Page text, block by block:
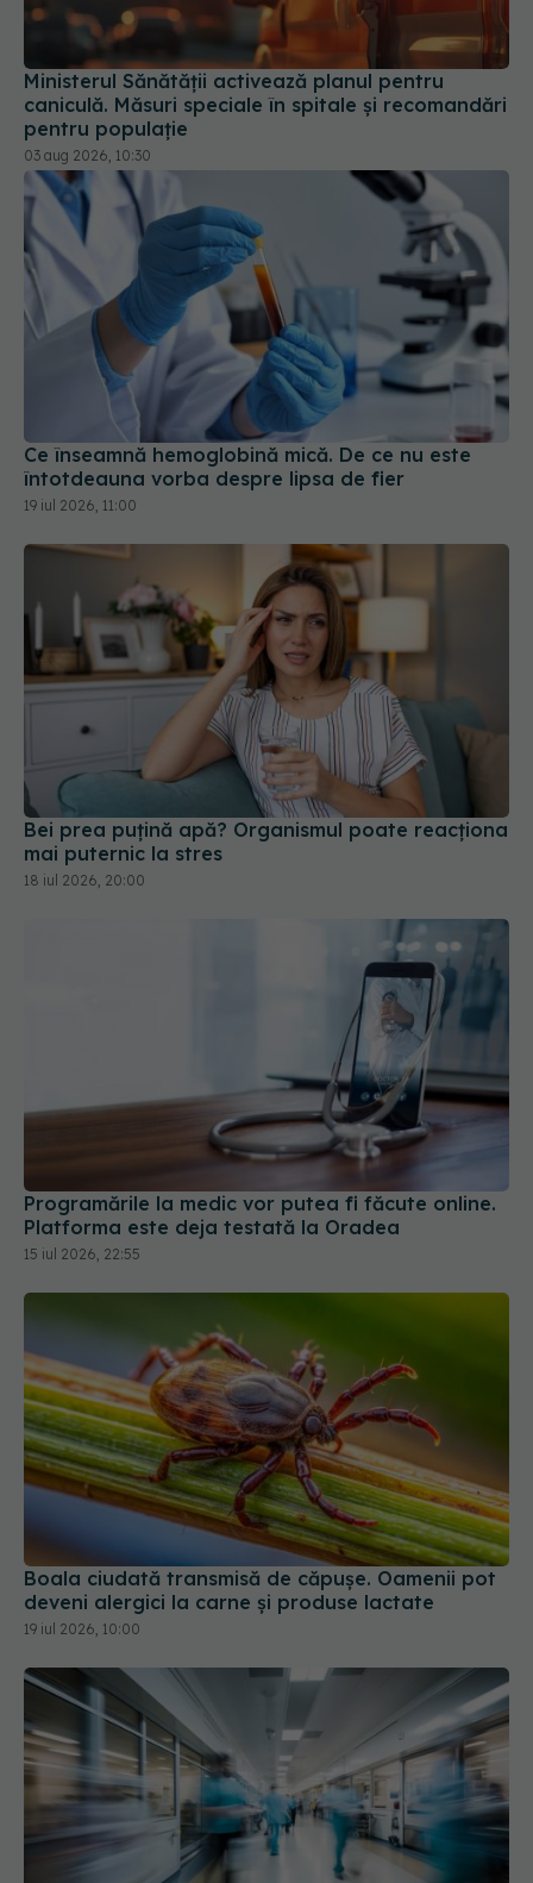
Ministerul Sănătății activează planul pentru
caniculă. Măsuri speciale în spitale și recomandări
pentru populație
03 aug 2026, 10:30
Ce înseamnă hemoglobină mică. De ce nu este
întotdeauna vorba despre lipsa de fier
19 iul 2026, 11:00
Bei prea puțină apă? Organismul poate reacționa
mai puternic la stres
18 iul 2026, 20:00
Programările la medic vor putea fi făcute online.
Platforma este deja testată la Oradea
15 iul 2026, 22:55
Boala ciudată transmisă de căpușe. Oamenii pot
deveni alergici la carne și produse lactate
19 iul 2026, 10:00